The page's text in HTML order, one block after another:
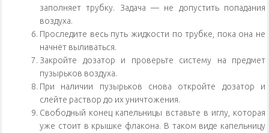
заполняет трубку. Задача — не допустить попадания
воздуха.
Проследите весь путь жидкости по трубке, пока она не
начнёт выливаться.
Закройте дозатор и проверьте систему на предмет
пузырьков воздуха.
При наличии пузырьков снова откройте дозатор и
слейте раствор до их уничтожения.
Свободный конец капельницы вставьте в иглу, которая
уже стоит в крышке флакона. В таком виде капельницу